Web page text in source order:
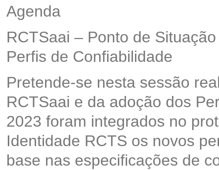
Agenda
RCTSaai – Ponto de
Perfis de Confiabilidade
Pretende-se nesta sessão
RCTSaai e da adoção dos
2023 foram integrados no
Identidade RCTS os novos
base nas especificações de